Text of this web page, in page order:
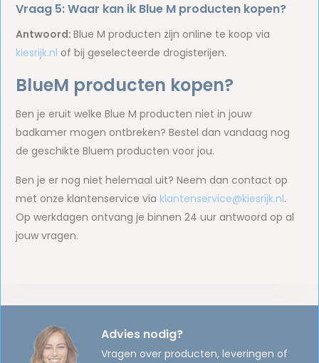
Vraag 5: Waar kan ik Blue M producten kopen?
Antwoord:Blue M producten zijn online te koop via
kiesrijk.nl of bij geselecteerde drogisterijen.
BlueM producten kopen?
Ben je eruit welke Blue M producten niet in jouw
badkamer mogen ontbreken? Bestel dan vandaag nog
de geschikte Bluem producten voor jou.
Ben je er nog niet helemaal uit? Neem dan contact op
met onze klantenservice via klantenservice@kiesrijk.nl.
Op werkdagen ontvang je binnen 24 uur antwoord op al
jouw vragen.
Advies nodig?
Vragen over producten, leveringen of